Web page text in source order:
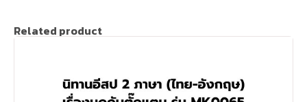
Related product